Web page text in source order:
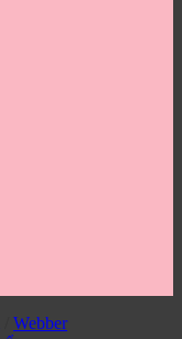
Webber